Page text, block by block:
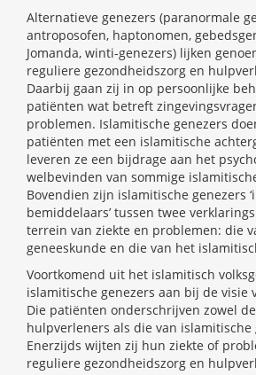
Alternatieve genezers (paranormale
antroposofen, haptonomen,
Jomanda, winti-genezers) lijken
reguliere gezondheidszorg en
Daarbij gaan zij in op persoonlijke
patiënten wat betreft
problemen. Islamitische genezers
patiënten met een islamitische
leveren ze een bijdrage aan het
welbevinden van sommige
Bovendien zijn islamitische genezers
bemiddelaars’ tussen twee
terrein van ziekte en problemen: die
geneeskunde en die van het
Voortkomend uit het islamitisch
islamitische genezers aan bij de visie
Die patiënten onderschrijven zowel
hulpverleners als die van islamitische
Enerzijds wijten zij hun ziekte of
reguliere gezondheidszorg en